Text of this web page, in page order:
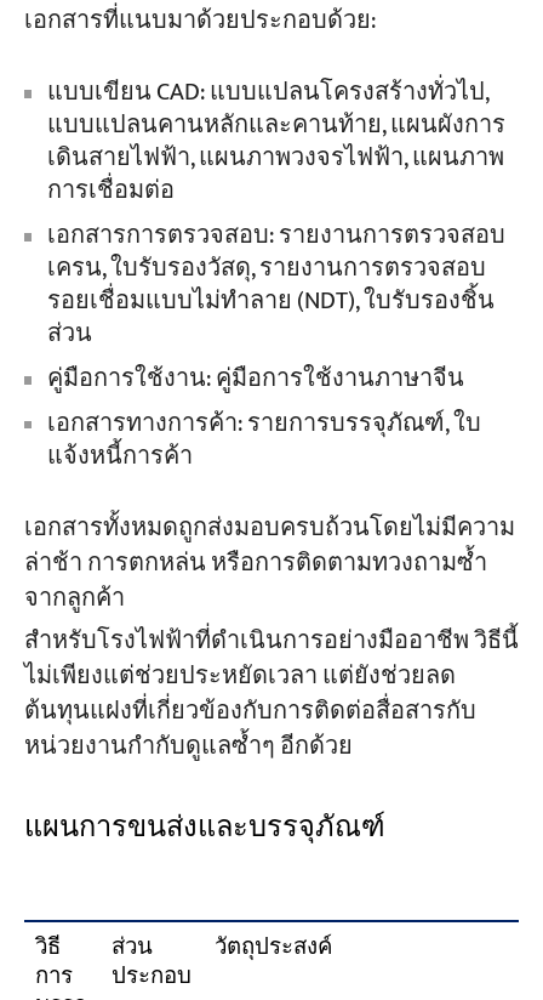
เอกสารที่แนบมาด้วยประกอบด้วย:
แบบเขียน CAD: แบบแปลนโครงสร้างทั่วไป,
แบบแปลนคานหลักและคานท้าย, แผนผังการ
เดินสายไฟฟ้า, แผนภาพวงจรไฟฟ้า, แผนภาพ
การเชื่อมต่อ
เอกสารการตรวจสอบ: รายงานการตรวจสอบ
เครน, ใบรับรองวัสดุ, รายงานการตรวจสอบ
รอยเชื่อมแบบไม่ทำลาย (NDT), ใบรับรองชิ้น
ส่วน
คู่มือการใช้งาน: คู่มือการใช้งานภาษาจีน
เอกสารทางการค้า: รายการบรรจุภัณฑ์, ใบ
แจ้งหนี้การค้า
เอกสารทั้งหมดถูกส่งมอบครบถ้วนโดยไม่มีความ
ล่าช้า การตกหล่น หรือการติดตามทวงถามซ้ำ
จากลูกค้า
สำหรับโรงไฟฟ้าที่ดำเนินการอย่างมืออาชีพ วิธีนี้
ไม่เพียงแต่ช่วยประหยัดเวลา แต่ยังช่วยลด
ต้นทุนแฝงที่เกี่ยวข้องกับการติดต่อสื่อสารกับ
หน่วยงานกำกับดูแลซ้ำๆ อีกด้วย
แผนการขนส่งและบรรจุภัณฑ์
วิธี
การ
ส่วน
ประกอบ
วัตถุประสงค์